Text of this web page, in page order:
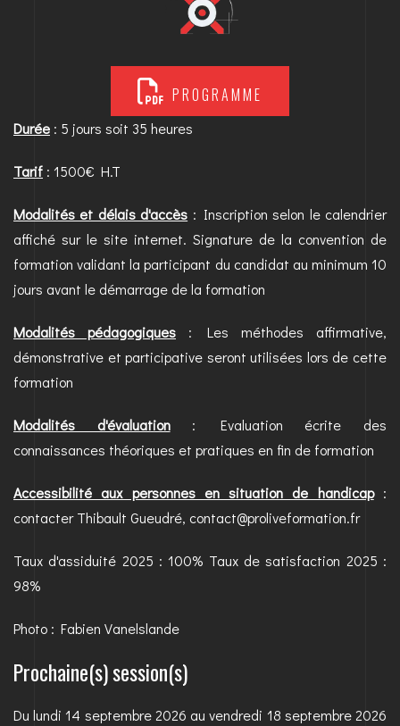
PROGRAMME
Durée : 5 jours soit 35 heures
Tarif : 1500€ H.T
Modalités et délais d'accès : Inscription selon le calendrier
affiché sur le site internet. Signature de la convention de
formation validant la participant du candidat au minimum 10
jours avant le démarrage de la formation
Modalités pédagogiques : Les méthodes affirmative,
démonstrative et participative seront utilisées lors de cette
formation
Modalités d'évaluation: Evaluation écrite des
connaissances théoriques et pratiques en fin de formation
Accessibilité aux personnes en situation de handicap:
contacter Thibault Gueudré, contact@proliveformation.fr
Taux d'assiduité 2025 : 100% Taux de satisfaction 2025 :
98%
Photo : Fabien Vanelslande
Prochaine(s) session(s)
Du lundi 14 septembre 2026 au vendredi 18 septembre 2026